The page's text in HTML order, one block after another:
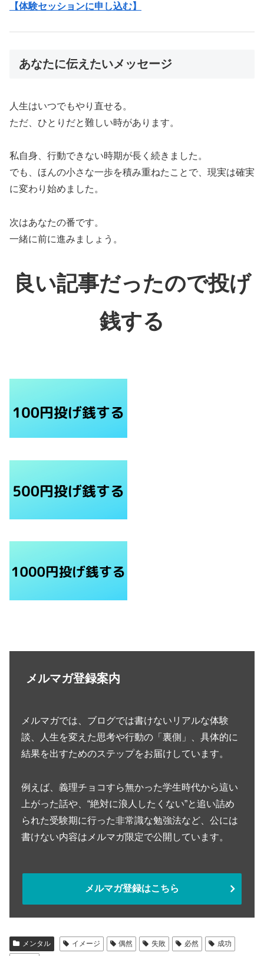
【体験セッションに申し込む】
あなたに伝えたいメッセージ
人生はいつでもやり直せる。
ただ、ひとりだと難しい時があります。
私自身、行動できない時期が長く続きました。
でも、ほんの小さな一歩を積み重ねたことで、現実は確実
に変わり始めました。
次はあなたの番です。
一緒に前に進みましょう。
良い記事だったので投げ
銭する
メルマガ登録案内
メルマガでは、ブログでは書けないリアルな体験
談、人生を変えた思考や行動の「裏側」、具体的に
結果を出すためのステップをお届けしています。
例えば、義理チョコすら無かった学生時代から這い
上がった話や、“絶対に浪人したくない”と追い詰め
られた受験期に行った非常識な勉強法など、公には
書けない内容はメルマガ限定で公開しています。
メルマガ登録はこちら
メンタル イメージ 偶然 失敗 必然
成功